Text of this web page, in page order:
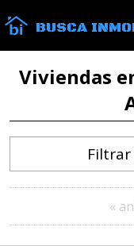
BUSCA
Viviendas
«